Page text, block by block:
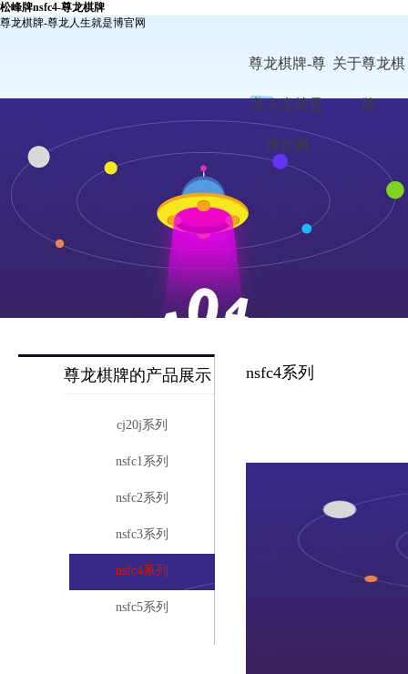
松峰牌nsfc4-尊龙棋牌
尊龙棋牌-尊龙人生就是博官网
尊龙棋牌-尊
龙人生就是
博官网
关于尊龙棋
牌
尊龙棋牌的产品展示
cj20j系列
nsfc1系列
nsfc2系列
nsfc3系列
nsfc4系列
nsfc5系列
nsfc4系列